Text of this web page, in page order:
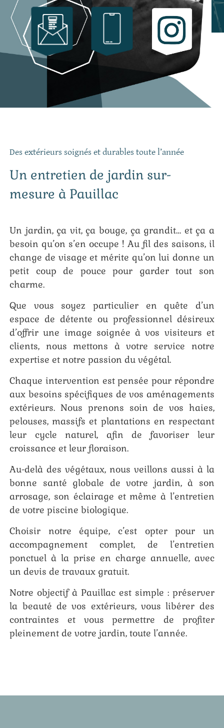
Des extérieurs soignés et durables toute l’année
Un entretien de jardin sur-
mesure à Pauillac
Un jardin, ça vit, ça bouge, ça grandit… et ça a
besoin qu’on s’en occupe ! Au fil des saisons, il
change de visage et mérite qu’on lui donne un
petit coup de pouce pour garder tout son
charme.
Que vous soyez particulier en quête d’un
espace de détente ou professionnel désireux
d’offrir une image soignée à vos visiteurs et
clients, nous mettons à votre service notre
expertise et notre passion du végétal.
Chaque intervention est pensée pour répondre
aux besoins spécifiques de vos aménagements
extérieurs. Nous prenons soin de vos haies,
pelouses, massifs et plantations en respectant
leur cycle naturel, afin de favoriser leur
croissance et leur floraison.
Au-delà des végétaux, nous veillons aussi à la
bonne santé globale de votre jardin, à son
arrosage, son éclairage et même à l’entretien
de votre piscine biologique.
Choisir notre équipe, c’est opter pour un
accompagnement complet, de l’entretien
ponctuel à la prise en charge annuelle, avec
un devis de travaux gratuit.
Notre objectif à Pauillac est simple : préserver
la beauté de vos extérieurs, vous libérer des
contraintes et vous permettre de profiter
pleinement de votre jardin, toute l’année.